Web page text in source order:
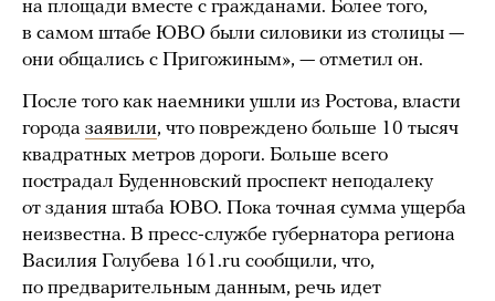
на площади вместе с гражданами. Более того,
в самом штабе ЮВО были силовики из столицы —
они общались с Пригожиным», — отметил он.
После того как наемники ушли из Ростова, власти
города заявили, что повреждено больше 10 тысяч
квадратных метров дороги. Больше всего
пострадал Буденновский проспект неподалеку
от здания штаба ЮВО. Пока точная сумма ущерба
неизвестна. В пресс-службе губернатора региона
Василия Голубева 161.ru сообщили, что,
по предварительным данным, речь идет